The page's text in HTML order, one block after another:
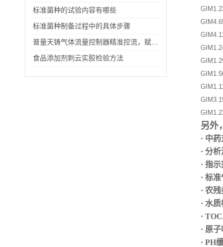
标准菌种的试验内容有哪些
标准菌种制备过程中的具体步骤
食品添加剂刺云实胶检验方法
另外
· 中
· 分
· 指
· 标准
· 农
· 水
·
· 原
· PH